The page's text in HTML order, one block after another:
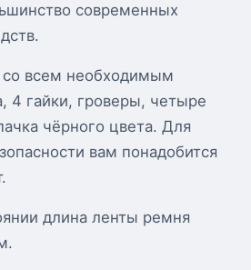
современных
со всем необходимым
4 гайки, гроверы, четыре
чёрного цвета. Для
вам понадобится
длина ленты ремня